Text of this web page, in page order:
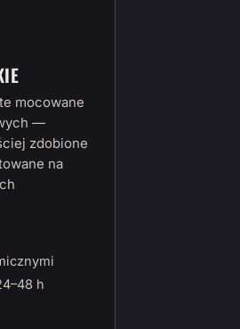
mocowane
—
zdobione
na
h